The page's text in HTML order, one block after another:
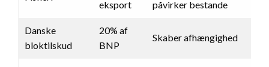
eksport
påvirker bestande
Danske
bloktilskud
20% af
BNP
Skaber afhængighed